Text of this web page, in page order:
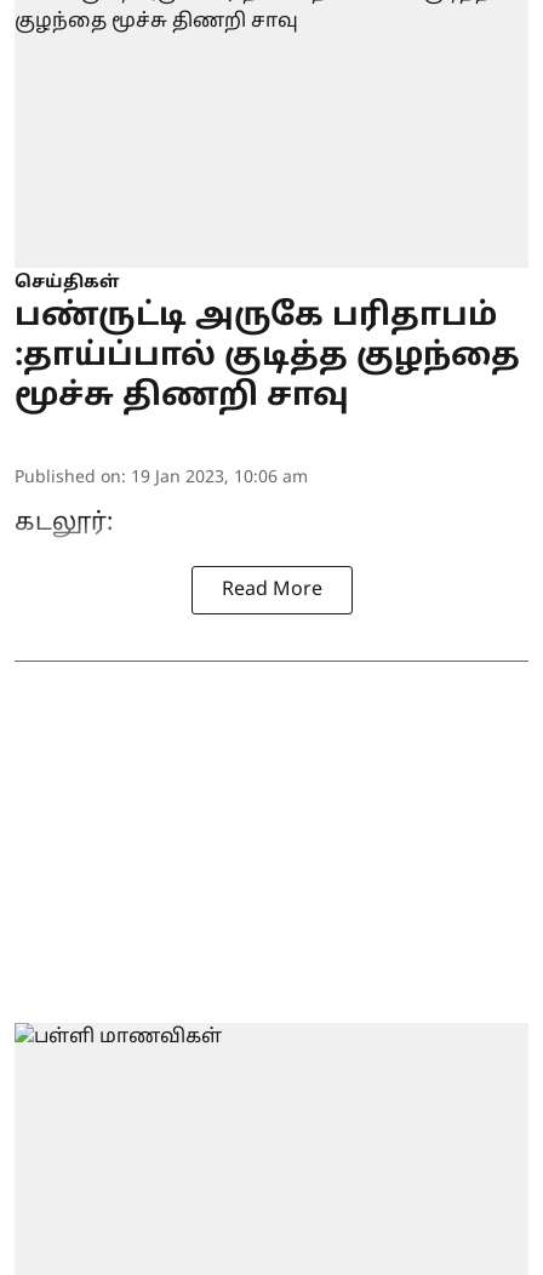
செய்திகள்
பண்ருட்டி அருகே பரிதாபம்
:தாய்ப்பால் குடித்த குழந்தை
மூச்சு திணறி சாவு
Published on: 19 Jan 2023, 10:06 am
கடலூர்:
Read More